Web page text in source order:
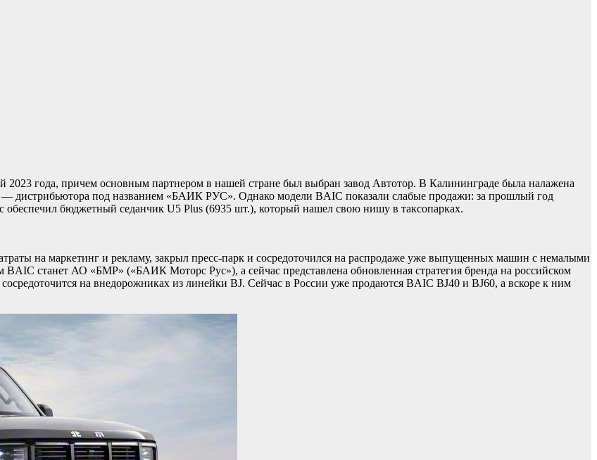
года, причем основным партнером в нашей стране был выбран завод Автотор. В Калининграде была налажена
дистрибьютора под названием «БАИК РУС». Однако модели BAIC показали слабые продажи: за прошлый год
обеспечил бюджетный седанчик U5 Plus (6935 шт.), который нашел свою нишу в таксопарках.
на маркетинг и рекламу, закрыл пресс-парк и сосредоточился на распродаже уже выпущенных машин с немалыми
станет АО «БМР» («БАИК Моторc Рус»), а сейчас представлена обновленная стратегия бренда на российском
на внедорожниках из линейки BJ. Сейчас в России уже продаются BAIC BJ40 и BJ60, а вскоре к ним